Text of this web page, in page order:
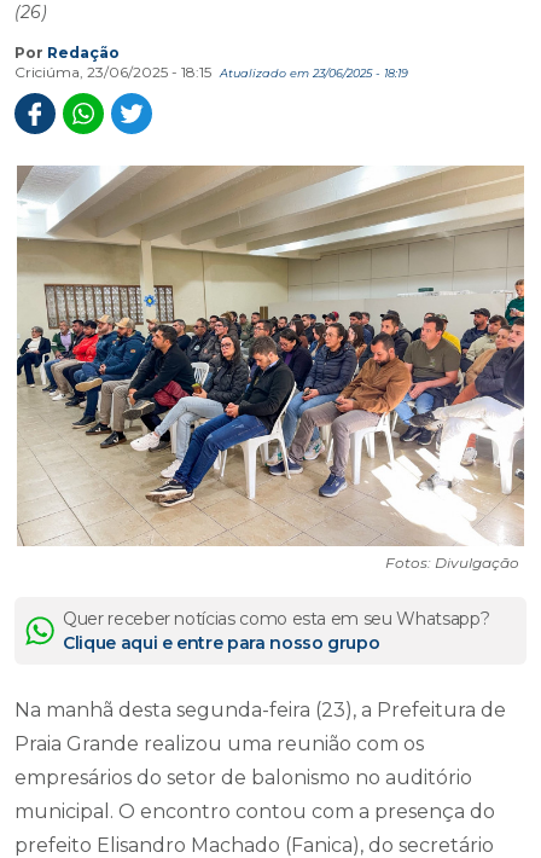
(26)
Por Redação
Criciúma, 23/06/2025 - 18:15
Atualizado em 23/06/2025 - 18:19
Fotos: Divulgação
Quer receber notícias como esta em seu Whatsapp?
Clique aqui e entre para nosso grupo
Na manhã desta segunda-feira (23), a Prefeitura de
Praia Grande realizou uma reunião com os
empresários do setor de balonismo no auditório
municipal. O encontro contou com a presença do
prefeito Elisandro Machado (Fanica), do secretário